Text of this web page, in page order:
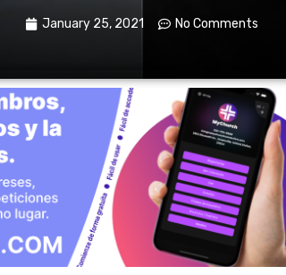
January 25, 2021 No Comments